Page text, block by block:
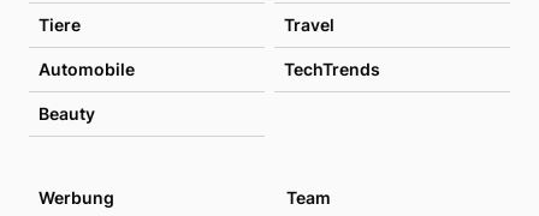
Tiere Travel
Automobile TechTrends
Beauty
Werbung Team